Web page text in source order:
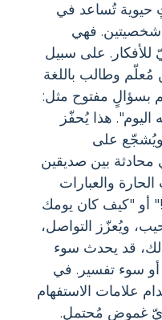
حيوية تُساعد في
شخصيتين. فهي
للأفكار. على سبيل
مُعلّم وطالب باللغة
بسؤالٍ مفتوح مثل:
هذا يُحفّز
ويُشجّع على
محادثة بين صديقين
والعبارات
أو "كيف كان يومك
ويُعزّز التواصل،
قد يحدث سوء
أو سوء تفسير. في
علامات الاستفهام
غموض مُحتمل.